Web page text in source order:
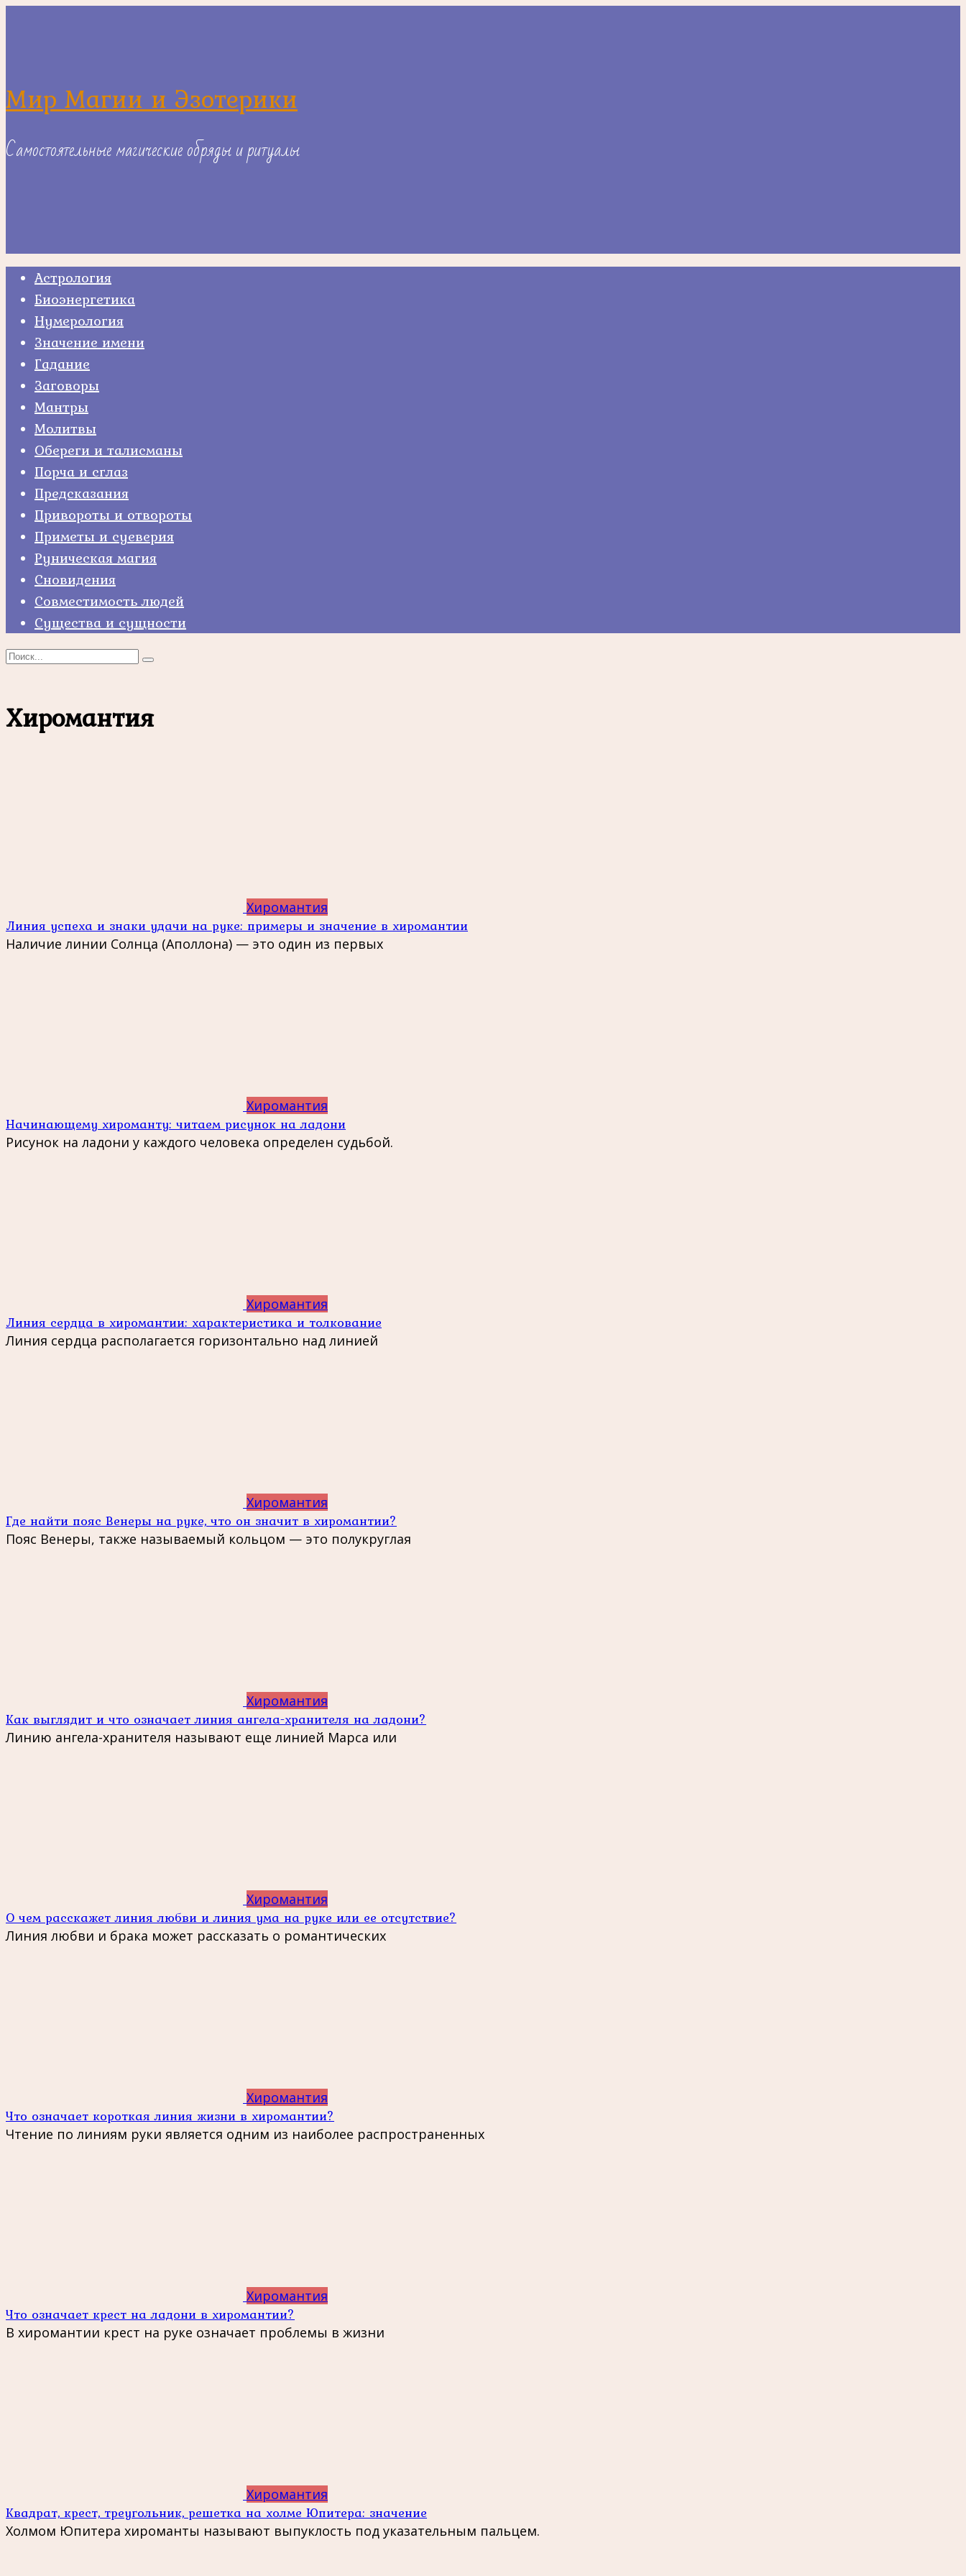
Мир Магии и Эзотерики
Самостоятельные магические обряды и ритуалы
Астрология
Биоэнергетика
Нумерология
Значение имени
Гадание
Заговоры
Мантры
Молитвы
Обереги и талисманы
Порча и сглаз
Предсказания
Привороты и отвороты
Приметы и суеверия
Руническая магия
Сновидения
Совместимость людей
Существа и сущности
Search
Хиромантия
Хиромантия
Линия успеха и знаки удачи на руке: примеры и значение в хиромантии
Наличие линии Солнца (Аполлона) — это один из первых
Хиромантия
Начинающему хироманту: читаем рисунок на ладони
Рисунок на ладони у каждого человека определен судьбой.
Хиромантия
Линия сердца в хиромантии: характеристика и толкование
Линия сердца располагается горизонтально над линией
Хиромантия
Где найти пояс Венеры на руке, что он значит в хиромантии?
Пояс Венеры, также называемый кольцом — это полукруглая
Хиромантия
Как выглядит и что означает линия ангела-хранителя на ладони?
Линию ангела-хранителя называют еще линией Марса или
Хиромантия
О чем расскажет линия любви и линия ума на руке или ее отсутствие?
Линия любви и брака может рассказать о романтических
Хиромантия
Что означает короткая линия жизни в хиромантии?
Чтение по линиям руки является одним из наиболее распространенных
Хиромантия
Что означает крест на ладони в хиромантии?
В хиромантии крест на руке означает проблемы в жизни
Хиромантия
Квадрат, крест, треугольник, решетка на холме Юпитера: значение
Холмом Юпитера хироманты называют выпуклость под указательным пальцем.